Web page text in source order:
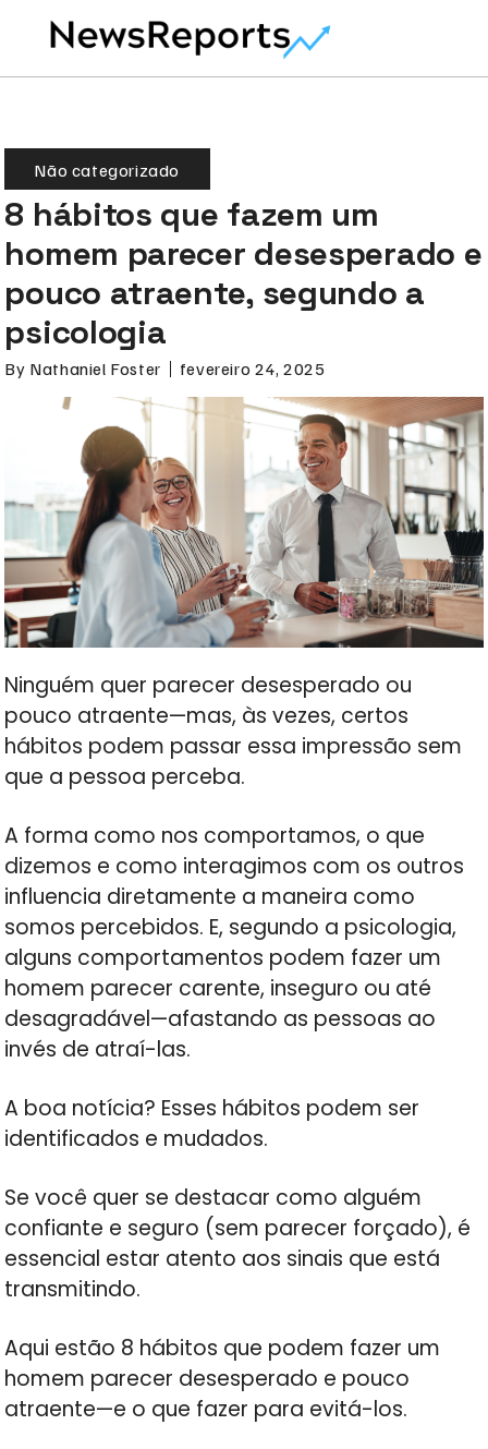
Não categorizado
8 hábitos que fazem um
homem parecer desesperado e
pouco atraente, segundo a
psicologia
By Nathaniel Foster fevereiro 24, 2025
Ninguém quer parecer desesperado ou
pouco atraente—mas, às vezes, certos
hábitos podem passar essa impressão sem
que a pessoa perceba.
A forma como nos comportamos, o que
dizemos e como interagimos com os outros
influencia diretamente a maneira como
somos percebidos. E, segundo a psicologia,
alguns comportamentos podem fazer um
homem parecer carente, inseguro ou até
desagradável—afastando as pessoas ao
invés de atraí-las.
A boa notícia? Esses hábitos podem ser
identificados e mudados.
Se você quer se destacar como alguém
confiante e seguro (sem parecer forçado), é
essencial estar atento aos sinais que está
transmitindo.
Aqui estão 8 hábitos que podem fazer um
homem parecer desesperado e pouco
atraente—e o que fazer para evitá-los.